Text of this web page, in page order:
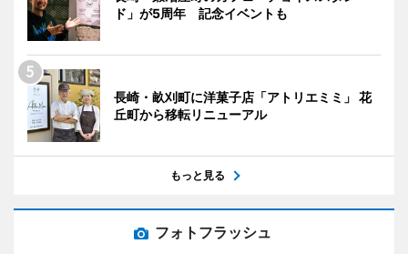
ド」が5周年 記念イベントも
長崎・畝刈町に洋菓子店「アトリエミミ」 花
丘町から移転リニューアル
もっと見る
フォトフラッシュ